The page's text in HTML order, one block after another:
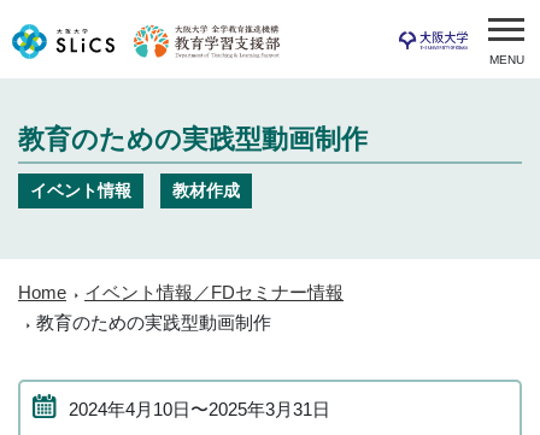
MENU
教育のための実践型動画制作
イベント情報 教材作成
Home
イベント情報／FDセミナー情報
教育のための実践型動画制作
2024年4月10日〜2025年3月31日